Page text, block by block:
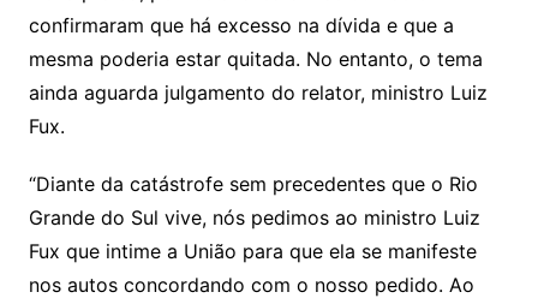
confirmaram que há excesso na dívida e que a
mesma poderia estar quitada. No entanto, o tema
ainda aguarda julgamento do relator, ministro Luiz
Fux.
“Diante da catástrofe sem precedentes que o Rio
Grande do Sul vive, nós pedimos ao ministro Luiz
Fux que intime a União para que ela se manifeste
nos autos concordando com o nosso pedido. Ao